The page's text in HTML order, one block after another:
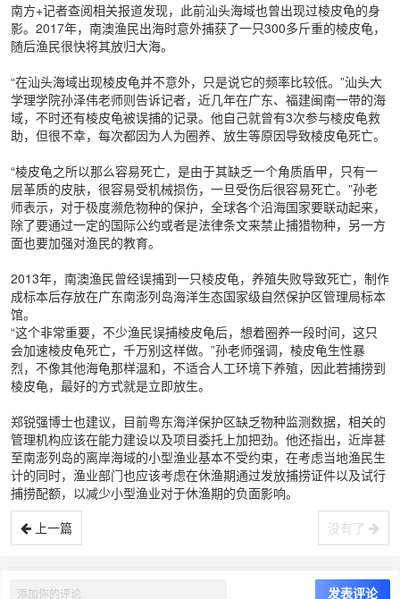
南方+记者查阅相关报道发现，此前汕头海域也曾出现过棱皮龟的身
影。2017年，南澳渔民出海时意外捕获了一只300多斤重的棱皮龟，
随后渔民很快将其放归大海。
“在汕头海域出现棱皮龟并不意外，只是说它的频率比较低。”汕头大
学理学院孙泽伟老师则告诉记者，近几年在广东、福建闽南一带的海
域，不时还有棱皮龟被误捕的记录。他自己就曾有3次参与棱皮龟救
助，但很不幸，每次都因为人为圈养、放生等原因导致棱皮龟死亡。
“棱皮龟之所以那么容易死亡，是由于其缺乏一个角质盾甲，只有一
层革质的皮肤，很容易受机械损伤，一旦受伤后很容易死亡。”孙老
师表示，对于极度濒危物种的保护，全球各个沿海国家要联动起来，
除了要通过一定的国际公约或者是法律条文来禁止捕猎物种，另一方
面也要加强对渔民的教育。
2013年，南澳渔民曾经误捕到一只棱皮龟，养殖失败导致死亡，制作
成标本后存放在广东南澎列岛海洋生态国家级自然保护区管理局标本
馆。
“这个非常重要，不少渔民误捕棱皮龟后，想着圈养一段时间，这只
会加速棱皮龟死亡，千万别这样做。”孙老师强调，棱皮龟生性暴
烈，不像其他海龟那样温和，不适合人工环境下养殖，因此若捕捞到
棱皮龟，最好的方式就是立即放生。
郑锐强博士也建议，目前粤东海洋保护区缺乏物种监测数据，相关的
管理机构应该在能力建设以及项目委托上加把劲。他还指出，近岸甚
至南澎列岛的离岸海域的小型渔业基本不受约束，在考虑当地渔民生
计的同时，渔业部门也应该考虑在休渔期通过发放捕捞证件以及试行
捕捞配额，以减少小型渔业对于休渔期的负面影响。
上一篇
没有了
8.6